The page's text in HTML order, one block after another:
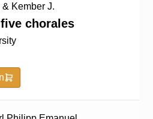
& Kember J.
chorales